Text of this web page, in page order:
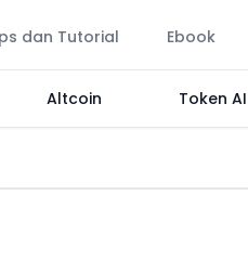
dan Tutorial Ebook
Altcoin Token AI